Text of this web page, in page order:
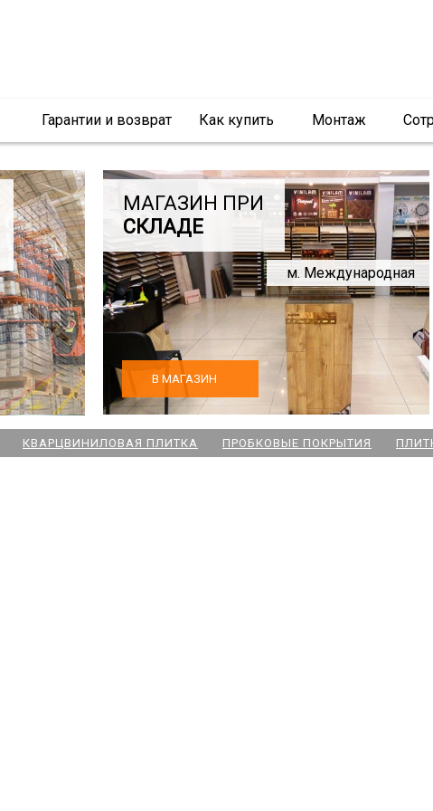
Гарантии и возврат Как купить Монтаж
МАГАЗИН ПРИ
СКЛАДЕ
м. Международная
В МАГАЗИН
КВАРЦВИНИЛОВАЯ ПЛИТКА ПРОБКОВЫЕ ПОКРЫТИЯ